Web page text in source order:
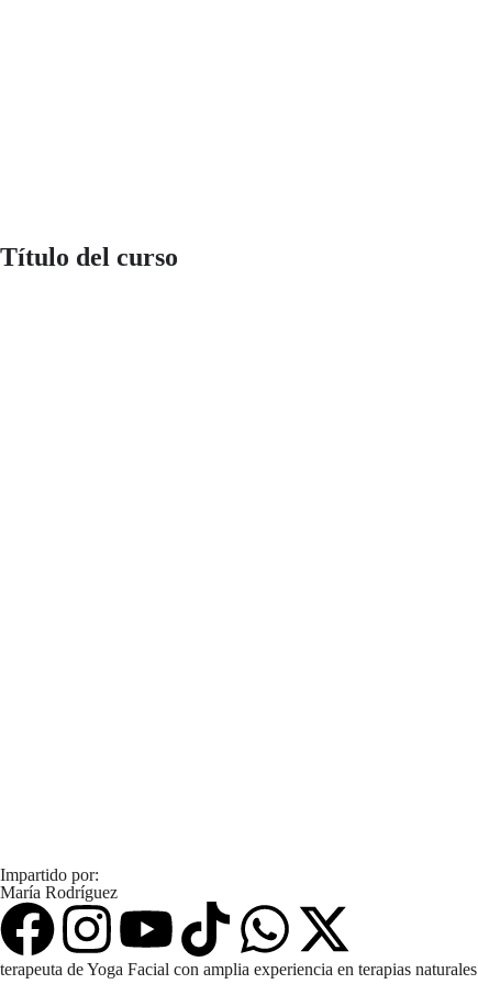
Título del curso
Impartido por:
María Rodríguez
terapeuta de Yoga Facial con amplia experiencia en terapias naturales